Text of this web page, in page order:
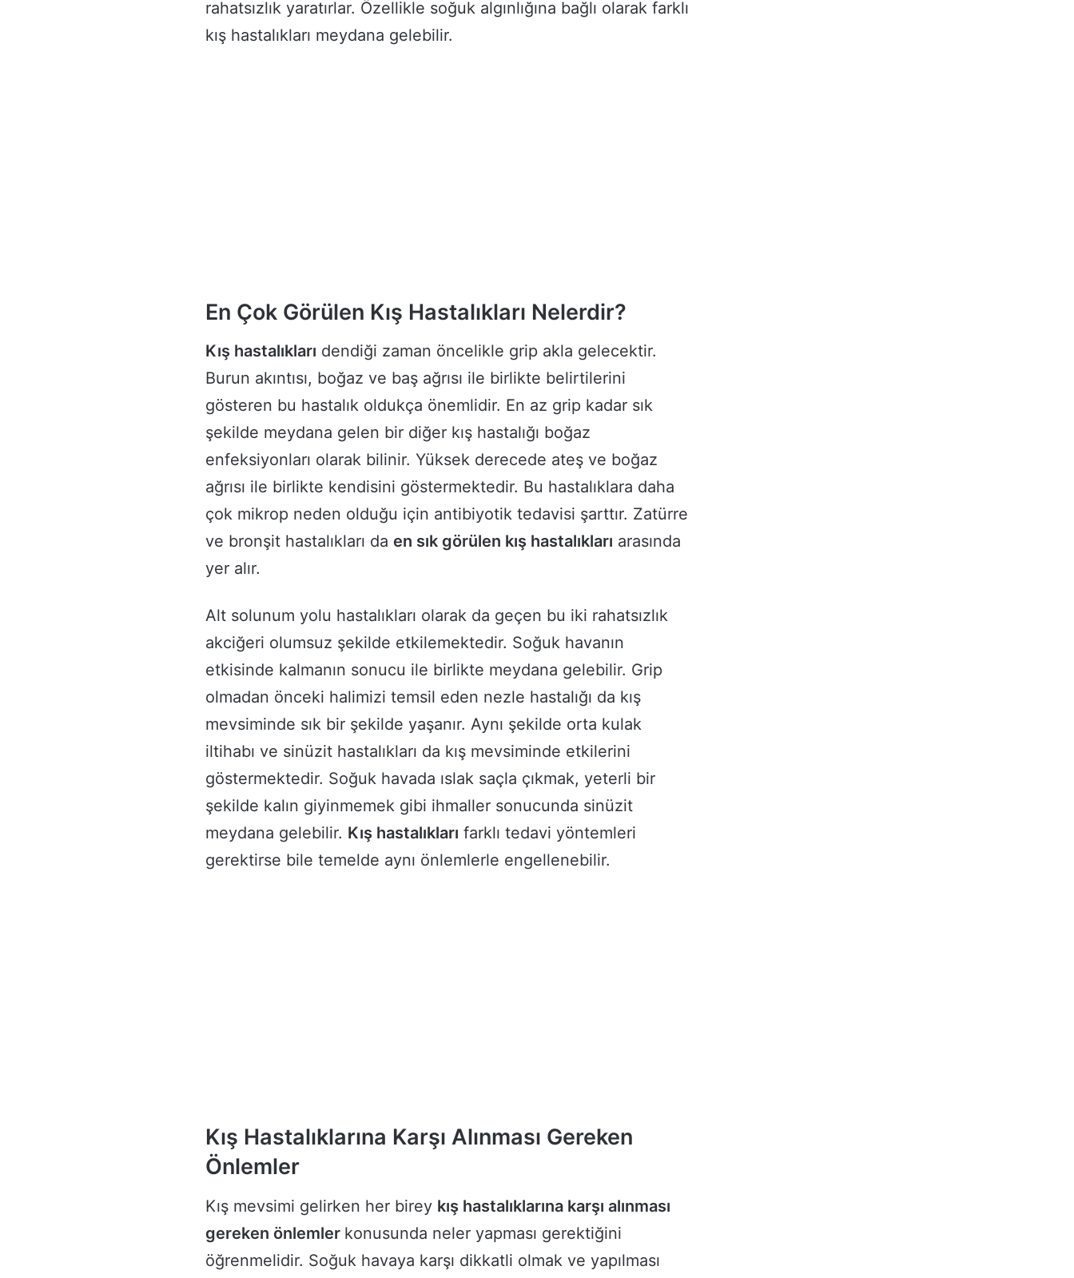
rahatsızlık yaratırlar. Özellikle soğuk algınlığına bağlı olarak farklı
kış hastalıkları meydana gelebilir.
En Çok Görülen Kış Hastalıkları Nelerdir?
Kış hastalıkları dendiği zaman öncelikle grip akla gelecektir.
Burun akıntısı, boğaz ve baş ağrısı ile birlikte belirtilerini
gösteren bu hastalık oldukça önemlidir. En az grip kadar sık
şekilde meydana gelen bir diğer kış hastalığı boğaz
enfeksiyonları olarak bilinir. Yüksek derecede ateş ve boğaz
ağrısı ile birlikte kendisini göstermektedir. Bu hastalıklara daha
çok mikrop neden olduğu için antibiyotik tedavisi şarttır. Zatürre
ve bronşit hastalıkları da en sık görülen kış hastalıkları arasında
yer alır.
Alt solunum yolu hastalıkları olarak da geçen bu iki rahatsızlık
akciğeri olumsuz şekilde etkilemektedir. Soğuk havanın
etkisinde kalmanın sonucu ile birlikte meydana gelebilir. Grip
olmadan önceki halimizi temsil eden nezle hastalığı da kış
mevsiminde sık bir şekilde yaşanır. Aynı şekilde orta kulak
iltihabı ve sinüzit hastalıkları da kış mevsiminde etkilerini
göstermektedir. Soğuk havada ıslak saçla çıkmak, yeterli bir
şekilde kalın giyinmemek gibi ihmaller sonucunda sinüzit
meydana gelebilir. Kış hastalıkları farklı tedavi yöntemleri
gerektirse bile temelde aynı önlemlerle engellenebilir.
Kış Hastalıklarına Karşı Alınması Gereken
Önlemler
Kış mevsimi gelirken her birey kış hastalıklarına karşı alınması
gereken önlemler konusunda neler yapması gerektiğini
öğrenmelidir. Soğuk havaya karşı dikkatli olmak ve yapılması